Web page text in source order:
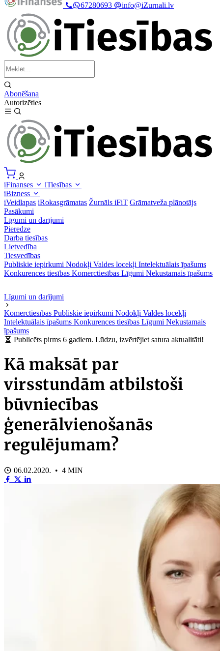
67280693
info@iZurnali.lv
Abonēšana
Autorizēties
iFinanses
iTiesības
iBizness
iVeidlapas iRokasgrāmatas Žurnāls iFiT Grāmatveža plānotājs
Pasākumi
Līgumi un darījumi
Pieredze
Darba tiesības
Lietvedība
Tiesvedības
Publiskie iepirkumi Nodokļi Valdes locekļi Intelektuālais īpašums
Konkurences tiesības Komerctiesības Līgumi Nekustamais īpašums
Līgumi un darījumi
Komerctiesības Publiskie iepirkumi Nodokļi Valdes locekļi
Intelektuālais īpašums Konkurences tiesības Līgumi Nekustamais
īpašums
Publicēts pirms 6 gadiem. Lūdzu, izvērtējiet satura aktualitāti!
Kā maksāt par
virsstundām atbilstoši
būvniecības
ģenerālvienošanās
regulējumam?
06.02.2020. • 4 MIN